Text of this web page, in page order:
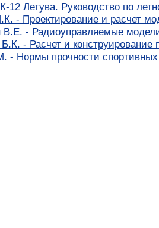
12 Летува. Руководство по
- Проектирование и расчет
В.Е. - Радиоуправляемые
- Расчет и конструирование
- Нормы прочности спортивных